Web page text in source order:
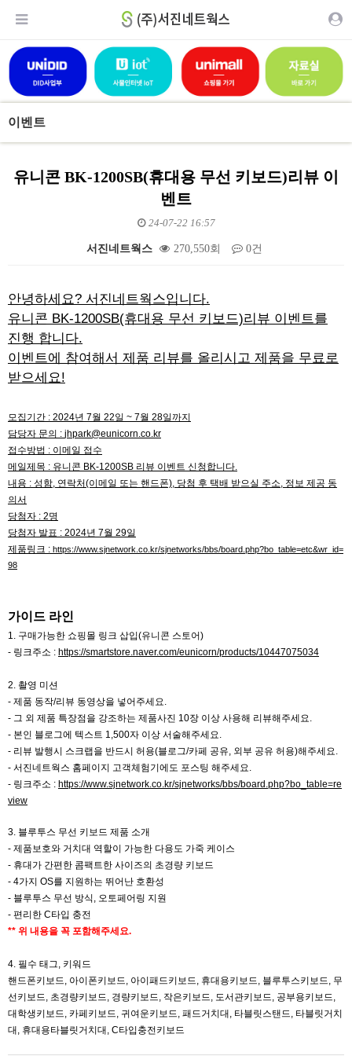
이벤트
유니콘 BK-1200SB(휴대용 무선 키보드)리뷰 이
벤트
24-07-22 16:57
서진네트웍스 270,550회 0건
안녕하세요? 서진네트웍스입니다.
유니콘 BK-1200SB(휴대용 무선 키보드)리뷰 이벤트를
진행 합니다.
이벤트에 참여해서 제품 리뷰를 올리시고 제품을 무료로
받으세요!
모집기간 : 2024년 7월 22일 ~ 7월 28일까지
담당자 문의 : jhpark@eunicorn.co.kr
접수방법 : 이메일 접수
메일제목 : 유니콘 BK-1200SB 리뷰 이벤트 신청합니다.
내용 : 성함, 연락처(이메일 또는 핸드폰), 당첨 후 택배 받으실 주소, 정보 제공 동
의서
당첨자 : 2명
당첨자 발표 : 2024년 7월 29일
제품링크 : https://www.sjnetwork.co.kr/sjnetworks/bbs/board.php?bo_table=etc&wr_id=
98
가이드 라인
1. 구매가능한 쇼핑몰 링크 삽입(유니콘 스토어)
- 링크주소 : https://smartstore.naver.com/eunicorn/products/10447075034
2. 촬영 미션
- 제품 동작/리뷰 동영상을 넣어주세요.
- 그 외 제품 특장점을 강조하는 제품사진 10장 이상 사용해 리뷰해주세요.
- 본인 블로그에 텍스트 1,500자 이상 서술해주세요.
- 리뷰 발행시 스크랩을 반드시 허용(블로그/카페 공유, 외부 공유 허용)해주세요.
- 서진네트웍스 홈페이지 고객체험기에도 포스팅 해주세요.
- 링크주소 : https://www.sjnetwork.co.kr/sjnetworks/bbs/board.php?bo_table=re
view
3. 블루투스 무선 키보드 제품 소개
- 제품보호와 거치대 역할이 가능한 다용도 가죽 케이스
- 휴대가 간편한 콤팩트한 사이즈의 초경량 키보드
- 4가지 OS를 지원하는 뛰어난 호환성
- 블루투스 무선 방식, 오토페어링 지원
- 편리한 C타입 충전
** 위 내용을 꼭 포함해주세요.
4. 필수 태그, 키워드
핸드폰키보드, 아이폰키보드, 아이패드키보드, 휴대용키보드, 블루투스키보드, 무
선키보드, 초경량키보드, 경량키보드, 작은키보드, 도서관키보드, 공부용키보드,
대학생키보드, 카페키보드, 귀여운키보드, 패드거치대, 타블릿스탠드, 타블릿거치
대, 휴대용타블릿거치대, C타입충전키보드